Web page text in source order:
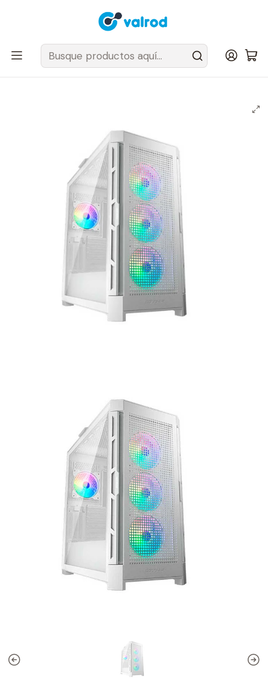
Despacho Gratis en tus sillas Cougar en el Gran Santiago
Inicio Gabinetes
Semi Torre
Gabinete Gamer Cougar Duoface Pro RGB White 4 ventiladores
ARGB incluidos